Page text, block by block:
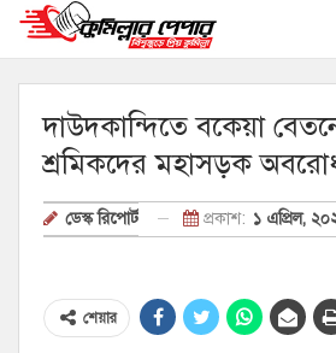
দাউদকান্দিতে বকেয়া
শ্রমিকদের মহাসড়ক
ডেস্ক রিপোর্ট প্রকাশ: ১ এপ্রিল,
শেয়ার